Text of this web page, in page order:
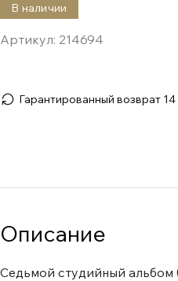
В наличии
Артикул: 214694
Гарантированный возврат 14
Описание
Седьмой студийный альбом